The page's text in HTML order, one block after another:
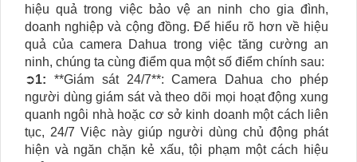
hiệu quả trong việc bảo vệ an ninh cho gia đình,
doanh nghiệp và cộng đồng. Để hiểu rõ hơn về hiệu
quả của camera Dahua trong việc tăng cường an
ninh, chúng ta cùng điểm qua một số điểm chính sau:
➲1: **Giám sát 24/7**: Camera Dahua cho phép
người dùng giám sát và theo dõi mọi hoạt động xung
quanh ngôi nhà hoặc cơ sở kinh doanh một cách liên
tục, 24/7 Việc này giúp người dùng chủ động phát
hiện và ngăn chặn kẻ xấu, tội phạm một cách hiệu